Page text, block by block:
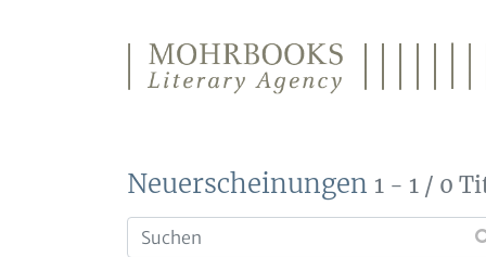
Neuerscheinungen 1 - 1 / 0